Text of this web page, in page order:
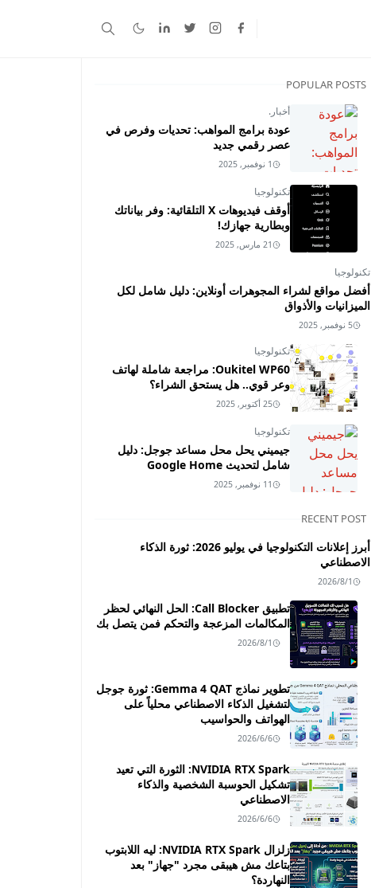
POPULAR POSTS
أخبار.
عودة برامج المواهب: تحديات وفرص في
عصر رقمي جديد
1 نوفمبر, 2025
تكنولوجيا
أوقف فيديوهات X التلقائية: وفر بياناتك
وبطارية جهازك!
21 مارس, 2025
تكنولوجيا
أفضل مواقع لشراء المجوهرات أونلاين: دليل شامل لكل
الميزانيات والأذواق
5 نوفمبر, 2025
تكنولوجيا
Oukitel WP60: مراجعة شاملة لهاتف
وعر قوي.. هل يستحق الشراء؟
25 أكتوبر, 2025
تكنولوجيا
جيميني يحل محل مساعد جوجل: دليل
شامل لتحديث Google Home
11 نوفمبر, 2025
RECENT POST
أبرز إعلانات التكنولوجيا في يوليو 2026: ثورة الذكاء
الاصطناعي
2026/8/1
تطبيق Call Blocker: الحل النهائي لحظر
المكالمات المزعجة والتحكم فمن يتصل بك
2026/8/1
تطوير نماذج Gemma 4 QAT: ثورة جوجل
لتشغيل الذكاء الاصطناعي محلياً على
الهواتف والحواسيب
2026/6/6
NVIDIA RTX Spark: الثورة التي تعيد
تشكيل الحوسبة الشخصية والذكاء
الاصطناعي
2026/6/6
زلزال NVIDIA RTX Spark: ليه اللابتوب
بتاعك مش هيبقى مجرد "جهاز" بعد
النهاردة؟